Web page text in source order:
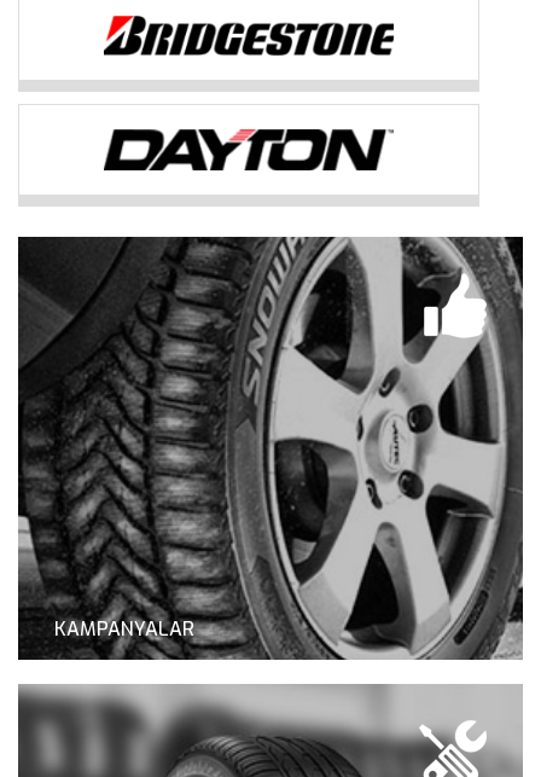
KAMPANYALAR